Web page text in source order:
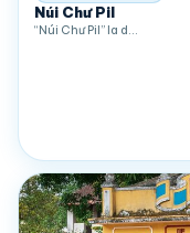
Núi Chư Pil
“Núi Chư Pil” la d…